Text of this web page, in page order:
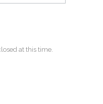
at this time.